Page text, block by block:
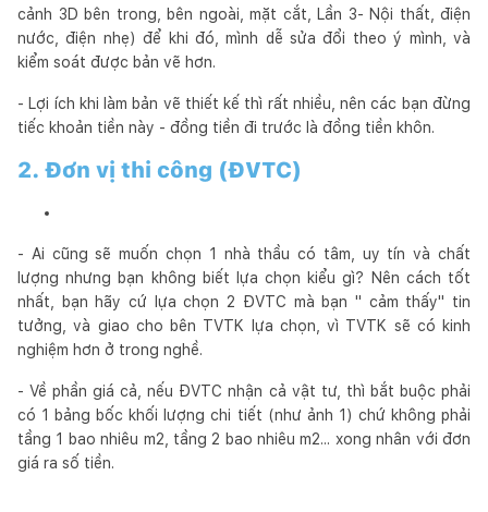
cảnh 3D bên trong, bên ngoài, mặt cắt, Lần 3- Nội thất, điện
nước, điện nhẹ) để khi đó, mình dễ sửa đổi theo ý mình, và
kiểm soát được bản vẽ hơn.
- Lợi ích khi làm bản vẽ thiết kế thì rất nhiều, nên các bạn đừng
tiếc khoản tiền này - đồng tiền đi trước là đồng tiền khôn.
2. Đơn vị thi công (ĐVTC)
- Ai cũng sẽ muốn chọn 1 nhà thầu có tâm, uy tín và chất
lượng nhưng bạn không biết lựa chọn kiểu gì? Nên cách tốt
nhất, bạn hãy cứ lựa chọn 2 ĐVTC mà bạn " cảm thấy" tin
tưởng, và giao cho bên TVTK lựa chọn, vì TVTK sẽ có kinh
nghiệm hơn ở trong nghề.
- Về phần giá cả, nếu ĐVTC nhận cả vật tư, thì bắt buộc phải
có 1 bảng bốc khối lượng chi tiết (như ảnh 1) chứ không phải
tầng 1 bao nhiêu m2, tầng 2 bao nhiêu m2... xong nhân với đơn
giá ra số tiền.